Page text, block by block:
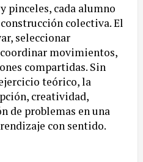
pinceles, cada alumno
colectiva. El
seleccionar
movimientos,
compartidas. Sin
teórico, la
creatividad,
de problemas en una
con sentido.